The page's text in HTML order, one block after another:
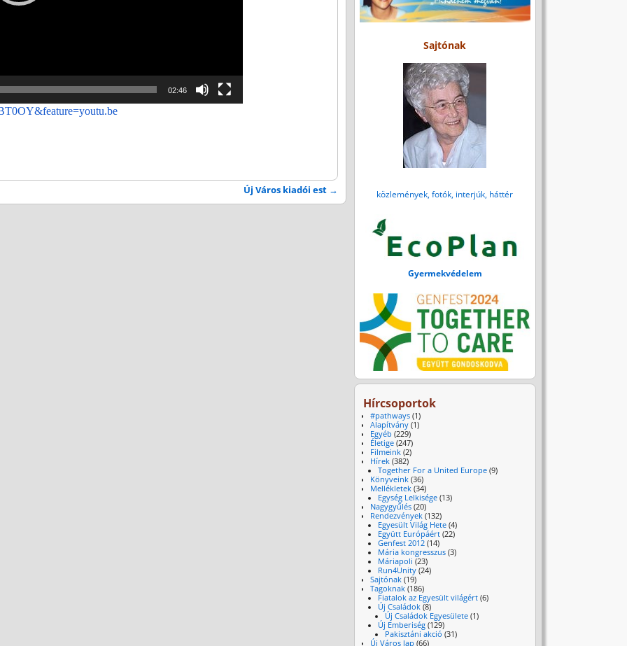
02:46
Új Város kiadói est →
Sajtónak
közlemények, fotók, interjúk, háttér
Gyermekvédelem
Hírcsoportok
#pathways (1)
Alapítvány (1)
Egyéb (229)
Életige (247)
Filmeink (2)
Hírek (382)
Together For a United Europe(9)
Könyveink (36)
Mellékletek (34)
Egység Lelkisége(13)
Nagygyűlés (20)
Rendezvények (132)
Egyesült Világ Hete(4)
Együtt Európáért(22)
Genfest 2012(14)
Mária kongresszus(3)
Máriapoli (23)
Run4Unity(24)
Sajtónak (19)
Tagoknak (186)
Fiatalok az Egyesült világért(6)
Új Családok(8)
Új Családok Egyesülete (1)
Új Emberiség(129)
Pakisztáni akció (31)
Új Város lap (66)